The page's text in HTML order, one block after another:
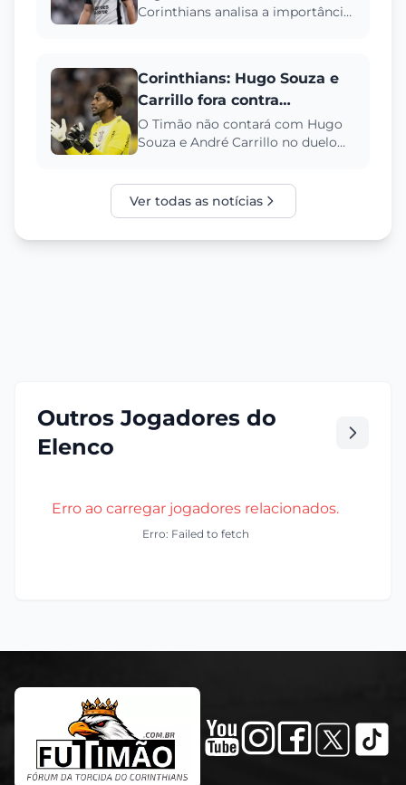
Ajustes no Corinthians
Corinthians analisa a importância
Corinthians: Hugo Souza e
Carrillo fora contra
Fluminense; veja detalhes
O Timão não contará com Hugo
Souza e André Carrillo no duelo
Ver todas as notícias
Outros Jogadores do
Elenco
Erro ao carregar jogadores relacionados.
Erro: Failed to fetch